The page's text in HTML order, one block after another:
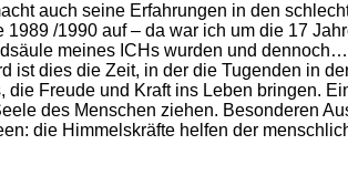
auch seine Erfahrungen in den
/1990 auf – da war ich um die 17
meines ICHs wurden und
ist dies die Zeit, in der die Tugenden in
Freude und Kraft ins Leben bringen.
des Menschen ziehen. Besonderen
die Himmelskräfte helfen der